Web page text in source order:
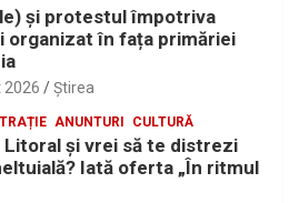
și protestul împotriva
organizat în fața primăriei
2026 Ştirea
ANUNTURI CULTURĂ
Litoral şi vrei să te distrezi
Iată oferta „În ritmul